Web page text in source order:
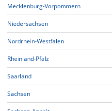
Mecklenburg-Vorpommern
Niedersachsen
Nordrhein-Westfalen
Rheinland-Pfalz
Saarland
Sachsen